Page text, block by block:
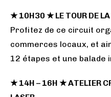
★ 10H30 ★ LE TOUR DE
Profitez de ce circuit
commerces locaux, et
12 étapes et une balade
★ 14H – 16H ★ ATELIER